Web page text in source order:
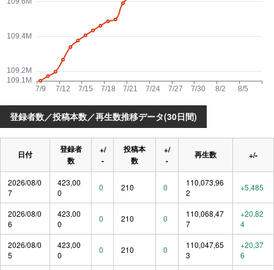
登録者数／投稿本数／再生数推移データ(30日間)
日付
登録者
数
+/
-
投稿本
数
+/
-
再生数 +/-
2026/08/0
7
423,00
0
0 210 0
110,073,96
2
+5,485
2026/08/0
6
423,00
0
0 210 0
110,068,47
7
+20,82
4
2026/08/0
5
423,00
0
0 210 0
110,047,65
3
+20,37
6